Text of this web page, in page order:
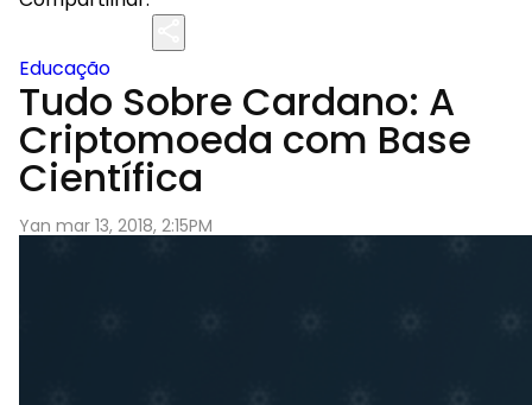
Educação
Tudo Sobre Cardano: A
Criptomoeda com Base
Científica
Yan mar 13, 2018, 2:15PM